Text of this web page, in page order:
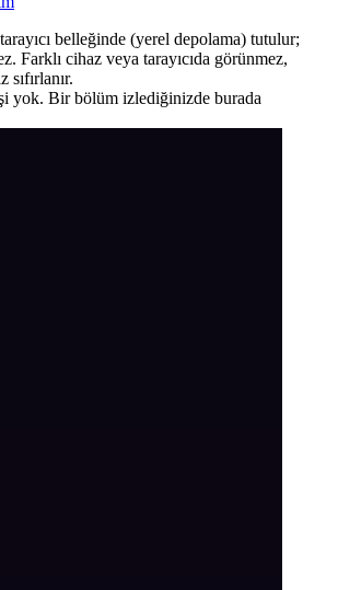
belleğinde (yerel depolama) tutulur;
Farklı cihaz veya tarayıcıda görünmez,
yok. Bir bölüm izlediğinizde burada